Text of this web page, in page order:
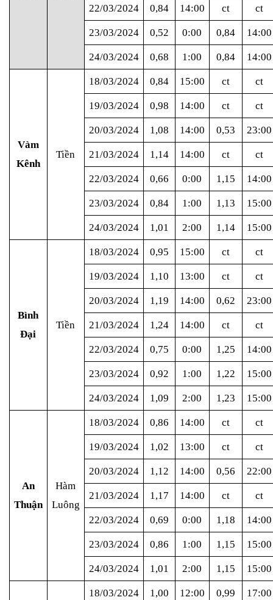
22/03/2024 0,84 14:00 ct ct
23/03/2024 0,52 0:00 0,84 14:00
24/03/2024 0,68 1:00 0,84 14:00
Vàm
Kênh
Tiền
18/03/2024 0,84 15:00 ct ct
19/03/2024 0,98 14:00 ct ct
20/03/2024 1,08 14:00 0,53 23:00
21/03/2024 1,14 14:00 ct ct
22/03/2024 0,66 0:00 1,15 14:00
23/03/2024 0,84 1:00 1,13 15:00
24/03/2024 1,01 2:00 1,14 15:00
Bình
Đại
Tiền
18/03/2024 0,95 15:00 ct ct
19/03/2024 1,10 13:00 ct ct
20/03/2024 1,19 14:00 0,62 23:00
21/03/2024 1,24 14:00 ct ct
22/03/2024 0,75 0:00 1,25 14:00
23/03/2024 0,92 1:00 1,22 15:00
24/03/2024 1,09 2:00 1,23 15:00
An
Thuận
Hàm
Luông
18/03/2024 0,86 14:00 ct ct
19/03/2024 1,02 13:00 ct ct
20/03/2024 1,12 14:00 0,56 22:00
21/03/2024 1,17 14:00 ct ct
22/03/2024 0,69 0:00 1,18 14:00
23/03/2024 0,86 1:00 1,15 15:00
24/03/2024 1,01 2:00 1,15 15:00
18/03/2024 1,00 12:00 0,99 17:00